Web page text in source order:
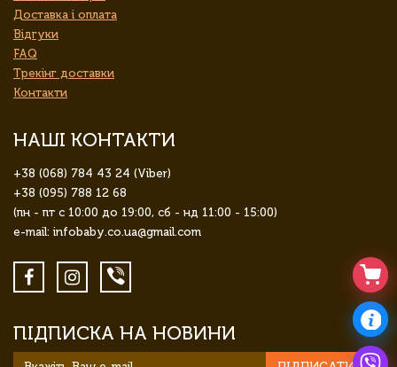
Доставка і оплата
Відгуки
FAQ
Трекінг доставки
Контакти
НАШІ КОНТАКТИ
+38 (068) 784 43 24 (Viber)
+38 (095) 788 12 68
(пн - пт с 10:00 до 19:00, сб - нд 11:00 - 15:00)
e-mail: infobaby.co.ua@gmail.com
ПІДПИСКА НА НОВИНИ